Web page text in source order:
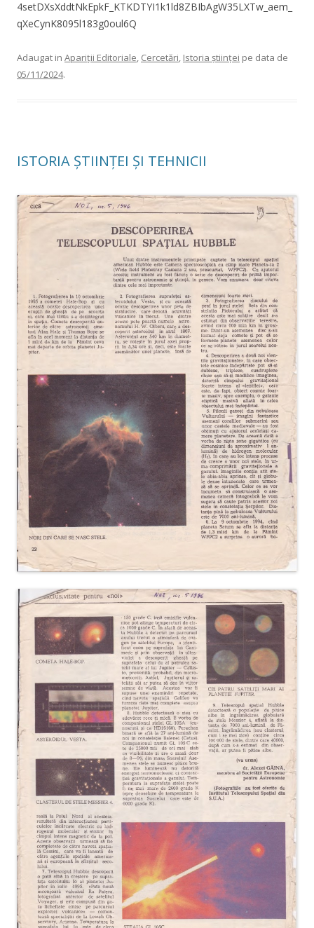
4setDXsXddtNkEpkF_KTKDTYI1k1ld8ZBIbAgW35LXTw_aem_
qXeCynK8095l183g0oul6Q
Adaugat in Apariții Editoriale, Cercetări, Istoria științei pe data de
05/11/2024.
ISTORIA ȘTIINȚEI ȘI TEHNICII